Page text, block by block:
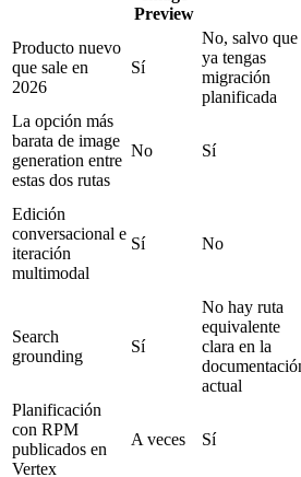
Preview
Producto nuevo
que sale en
2026
Sí
No, salvo que
ya tengas
migración
planificada
La opción más
barata de image
generation entre
estas dos rutas
No Sí
Edición
conversacional e
iteración
multimodal
Sí No
Search
grounding
Sí
No hay ruta
equivalente
clara en la
actual
Planificación
con RPM
publicados en
Vertex
A veces Sí